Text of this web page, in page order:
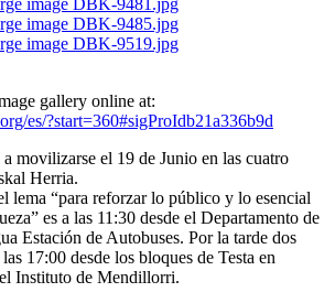
gallery online at:
es/?start=360#sigProIdb21a336b9d
movilizarse el 19 de Junio en las cuatro
Herria.
lema “para reforzar lo público y lo esencial
es a las 11:30 desde el Departamento de
Estación de Autobuses. Por la tarde dos
17:00 desde los bloques de Testa en
Instituto de Mendillorri.